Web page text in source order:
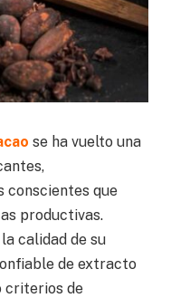
se ha vuelto una
conscientes que
productivas.
calidad de su
de extracto
criterios de